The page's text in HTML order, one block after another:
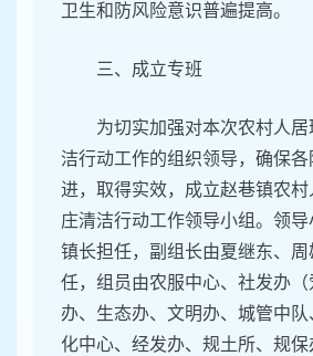
卫生和防风险意识普遍提高。
三、成立专班
为切实加强对本次农村人
洁行动工作的组织领导，确保
进，取得实效，成立赵巷镇农
庄清洁行动工作领导小组。领
镇长担任，副组长由夏继东、周
任，组员由农服中心、社发办
办、生态办、文明办、城管中
化中心、经发办、规土所、规